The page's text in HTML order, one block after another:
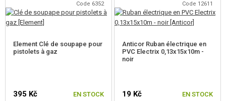
HUILES
NETTOYAGE D'RÉPLIQUES
CHRONY
Code 6352
Element Clé de soupape pour
pistolets à gaz
395 Kč EN STOCK
Code 12611
Anticor Ruban électrique en
PVC Electrix 0,13x15x10m -
noir
19 Kč EN STOCK